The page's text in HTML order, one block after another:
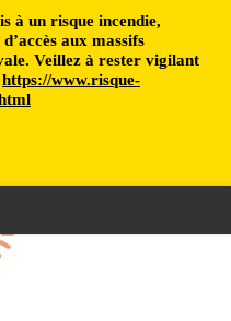
à un risque incendie,
aux massifs
Veillez à rester vigilant
https://www.risque-